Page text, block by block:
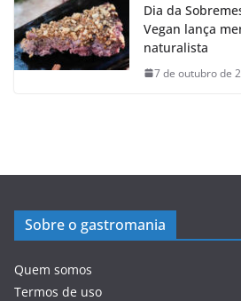
Dia da
Vegan lança
naturalista
7 de outubro de
Sobre o gastromania
Quem somos
Termos de uso